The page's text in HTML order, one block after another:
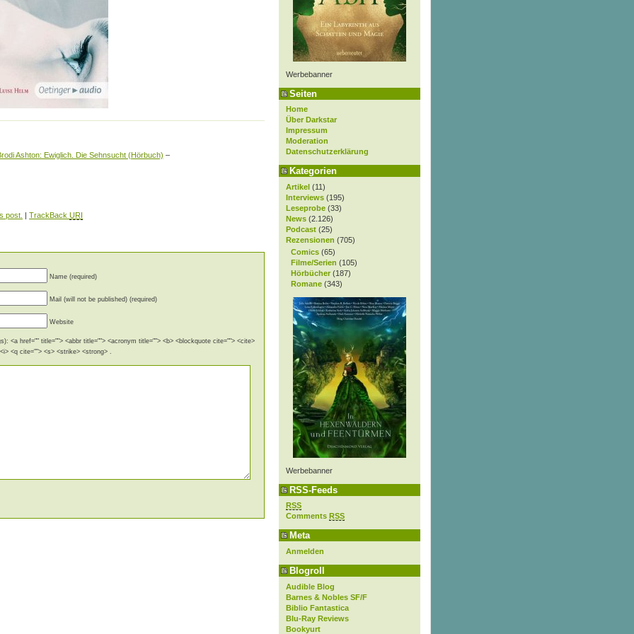
Werbebanner
Seiten
Home
Über Darkstar
Impressum
Moderation
Datenschutzerklärung
Kategorien
Artikel (11)
Interviews (195)
Leseprobe (33)
News (2.126)
Podcast (25)
Rezensionen (705)
Comics (65)
Filme/Serien (105)
Hörbücher (187)
Romane (343)
Werbebanner
RSS-Feeds
RSS
Comments RSS
Meta
Anmelden
Blogroll
Audible Blog
Barnes & Nobles SF/F
Biblio Fantastica
Blu-Ray Reviews
Bookyurt
Ashton: Ewiglich. Die Sehnsucht (Hörbuch) –
post. | TrackBack URI
Name (required)
Mail (will not be published) (required)
Website
<a href="" title=""> <abbr title=""> <acronym title=""> <b> <blockquote cite=""> <cite>
<q cite=""> <s> <strike> <strong> .